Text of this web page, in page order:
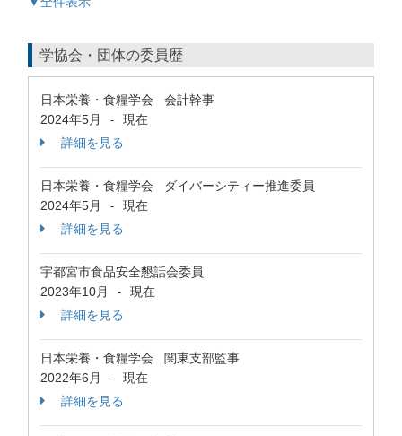
学協会・団体の委員歴
日本栄養・食糧学会 会計幹事
2024年5月
-
現在
詳細を見る
日本栄養・食糧学会 ダイバーシティー推進委員
2024年5月
-
現在
詳細を見る
宇都宮市食品安全懇話会委員
2023年10月
-
現在
詳細を見る
日本栄養・食糧学会 関東支部監事
2022年6月
-
現在
詳細を見る